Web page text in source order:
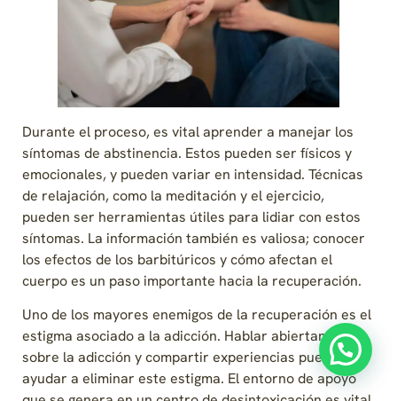
Durante el proceso, es vital aprender a manejar los
síntomas de abstinencia. Estos pueden ser físicos y
emocionales, y pueden variar en intensidad. Técnicas
de relajación, como la meditación y el ejercicio,
pueden ser herramientas útiles para lidiar con estos
síntomas. La información también es valiosa; conocer
los efectos de los barbitúricos y cómo afectan el
cuerpo es un paso importante hacia la recuperación.
Uno de los mayores enemigos de la recuperación es el
estigma asociado a la adicción. Hablar abiertamente
sobre la adicción y compartir experiencias puede
ayudar a eliminar este estigma. El entorno de apoyo